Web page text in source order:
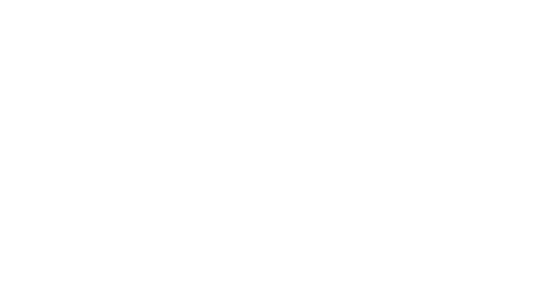
vàng chính hãng Nhật Bản quantity